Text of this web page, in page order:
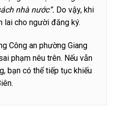
nhà nước”. Do vậy, khi
lai cho người đăng ký.
Công an phường Giang
phạm nêu trên. Nếu vẫn
bạn có thể tiếp tục khiếu